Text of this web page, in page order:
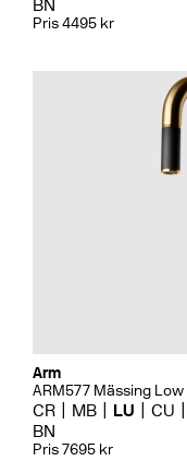
BN
Pris 4495 kr
Arm
ARM577 Mässing Low
CR MB LU CU
BN
Pris 7695 kr